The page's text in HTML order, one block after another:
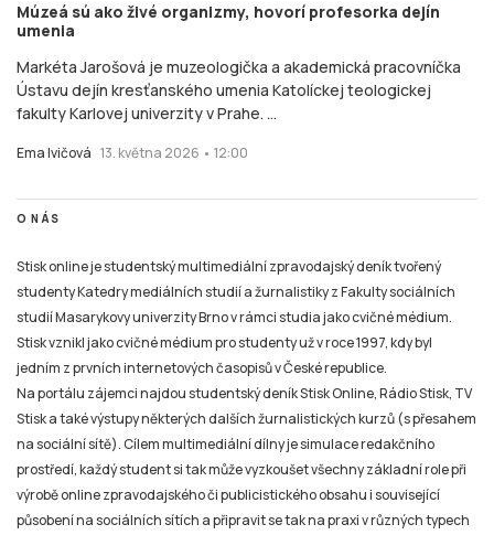
Múzeá sú ako živé organizmy, hovorí profesorka dejín
umenia
Markéta Jarošová je muzeologička a akademická pracovníčka
Ústavu dejín kresťanského umenia Katolíckej teologickej
fakulty Karlovej univerzity v Prahe. ...
Ema Ivičová 13. května 2026 • 12:00
O NÁS
Stisk online je studentský multimediální zpravodajský deník tvořený
studenty Katedry mediálních studií a žurnalistiky z Fakulty sociálních
studií Masarykovy univerzity Brno v rámci studia jako cvičné médium.
Stisk vznikl jako cvičné médium pro studenty už v roce 1997, kdy byl
jedním z prvních internetových časopisů v České republice.
Na portálu zájemci najdou studentský deník Stisk Online, Rádio Stisk, TV
Stisk a také výstupy některých dalších žurnalistických kurzů (s přesahem
na sociální sítě). Cílem multimediální dílny je simulace redakčního
prostředí, každý student si tak může vyzkoušet všechny základní role při
výrobě online zpravodajského či publicistického obsahu i související
působení na sociálních sítích a připravit se tak na praxi v různých typech